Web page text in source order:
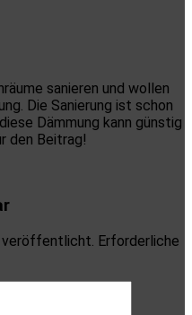
sanieren und wollen
Die Sanierung ist schon
Dämmung kann günstig
den Beitrag!
veröffentlicht. Erforderliche